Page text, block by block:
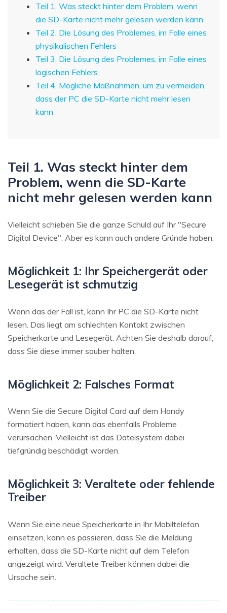
Teil 1. Was steckt hinter dem Problem, wenn
die SD-Karte nicht mehr gelesen werden kann
Teil 2. Die Lösung des Problemes, im Falle eines
physikalischen Fehlers
Teil 3. Die Lösung des Problemes, im Falle eines
logischen Fehlers
Teil 4. Mögliche Maßnahmen, um zu vermeiden,
dass der PC die SD-Karte nicht mehr lesen
kann
Teil 1. Was steckt hinter dem
Problem, wenn die SD-Karte
nicht mehr gelesen werden kann
Vielleicht schieben Sie die ganze Schuld auf Ihr "Secure
Digital Device". Aber es kann auch andere Gründe haben.
Möglichkeit 1: Ihr Speichergerät oder
Lesegerät ist schmutzig
Wenn das der Fall ist, kann Ihr PC die SD-Karte nicht
lesen. Das liegt am schlechten Kontakt zwischen
Speicherkarte und Lesegerät. Achten Sie deshalb darauf,
dass Sie diese immer sauber halten.
Möglichkeit 2: Falsches Format
Wenn Sie die Secure Digital Card auf dem Handy
formatiert haben, kann das ebenfalls Probleme
verursachen. Vielleicht ist das Dateisystem dabei
tiefgründig beschädigt worden.
Möglichkeit 3: Veraltete oder fehlende
Treiber
Wenn Sie eine neue Speicherkarte in Ihr Mobiltelefon
einsetzen, kann es passieren, dass Sie die Meldung
erhalten, dass die SD-Karte nicht auf dem Telefon
angezeigt wird. Veraltete Treiber können dabei die
Ursache sein.